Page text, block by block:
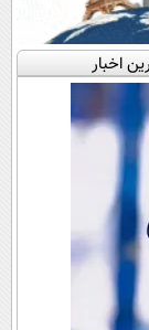
اخبار